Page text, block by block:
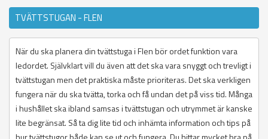
TVÄTTSTUGAN - FLEN
När du ska planera din tvättstuga i Flen bör ordet funktion vara
ledordet. Självklart vill du även att det ska vara snyggt och trevligt i
tvättstugan men det praktiska måste prioriteras. Det ska verkligen
fungera när du ska tvätta, torka och få undan det på viss tid. Många
i hushållet ska ibland samsas i tvättstugan och utrymmet är kanske
lite begränsat. Så ta dig lite tid och inhämta information och tips på